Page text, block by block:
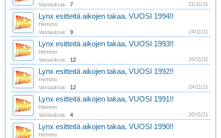
Vastauksia:
7 21/11/11
Lynx esitteitä aikojen takaa, VUOSI 1994!!
Hemmo
Vastauksia:
9 24/11/11
Lynx esitteitä aikojen takaa, VUOSI 1993!!
Hemmo
Vastauksia:
12 26/11/11
Lynx esitteitä aikojen takaa, VUOSI 1992!!
Hemmo
Vastauksia:
12 24/11/11
Lynx esitteitä aikojen takaa, VUOSI 1991!!
Hemmo
Vastauksia:
4 20/11/11
Lynx esitteitä aikojen takaa, VUOSI 1990!!
Hemmo